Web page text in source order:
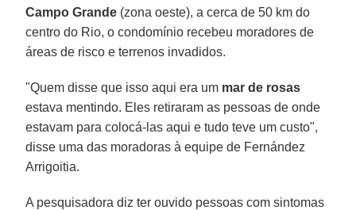
Campo Grande (zona oeste), a cerca de 50 km do
centro do Rio, o condomínio recebeu moradores de
áreas de risco e terrenos invadidos.
"Quem disse que isso aqui era um mar de rosas
estava mentindo. Eles retiraram as pessoas de onde
estavam para colocá-las aqui e tudo teve um custo",
disse uma das moradoras à equipe de Fernández
Arrigoitia.
A pesquisadora diz ter ouvido pessoas com sintomas